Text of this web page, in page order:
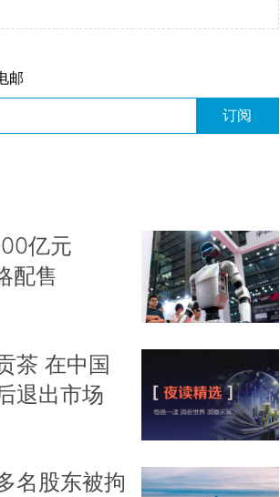
邮
订阅
亿元
配售
茶 在中国
退出市场
名股东被拘